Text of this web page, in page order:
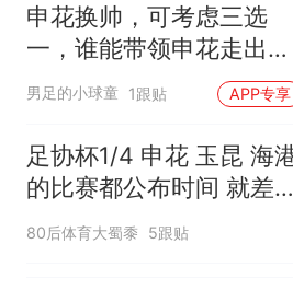
申花换帅，可考虑三选
一，谁能带领申花走出低
谷？
男足的小球童 1跟贴 APP专享
足协杯1/4 申花 玉昆 海
的比赛都公布时间 就差北
京国安
80后体育大蜀黍 5跟贴